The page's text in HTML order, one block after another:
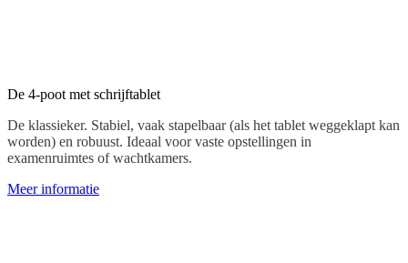
De 4-poot met schrijftablet
De klassieker. Stabiel, vaak stapelbaar (als het tablet weggeklapt kan
worden) en robuust. Ideaal voor vaste opstellingen in
examenruimtes of wachtkamers.
Meer informatie